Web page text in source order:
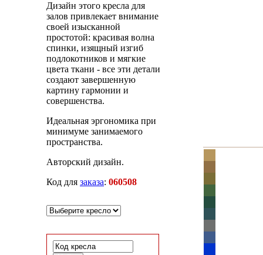
Дизайн этого кресла для
залов привлекает внимание
своей изысканной
простотой: красивая волна
спинки, изящный изгиб
подлокотников и мягкие
цвета ткани - все эти детали
создают завершенную
картину гармонии и
совершенства.
Идеальная эргономика при
минимуме занимаемого
пространства.
Авторский дизайн.
Код для заказа: 060508